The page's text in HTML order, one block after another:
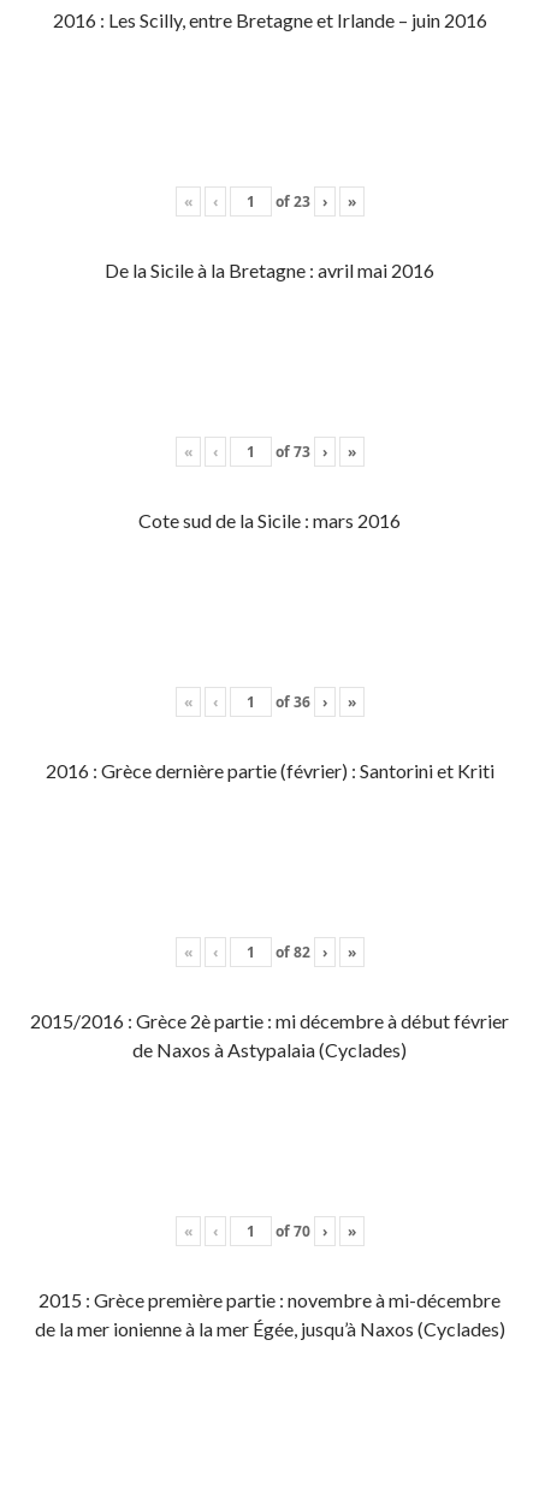
2016 : Les Scilly, entre Bretagne et Irlande – juin 2016
« ‹ of23 › »
De la Sicile à la Bretagne : avril mai 2016
« ‹ of73 › »
Cote sud de la Sicile : mars 2016
« ‹ of36 › »
2016 : Grèce dernière partie (février) : Santorini et Kriti
« ‹ of82 › »
2015/2016 : Grèce 2è partie : mi décembre à début février
de Naxos à Astypalaia (Cyclades)
« ‹ of70 › »
2015 : Grèce première partie : novembre à mi-décembre
de la mer ionienne à la mer Égée, jusqu’à Naxos (Cyclades)